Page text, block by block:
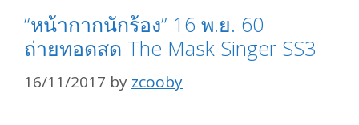
“หน้ากากนักร้อง” 16 พ.ย. 60
ถ่ายทอดสด The Mask Singer SS3
16/11/2017 by zcooby